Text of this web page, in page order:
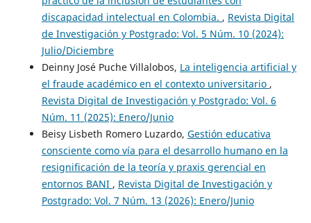
discapacidad intelectual en Colombia. , Revista Digital
de Investigación y Postgrado: Vol. 5 Núm. 10 (2024):
Julio/Diciembre
Deinny José Puche Villalobos, La inteligencia artificial y
el fraude académico en el contexto universitario ,
Revista Digital de Investigación y Postgrado: Vol. 6
Núm. 11 (2025): Enero/Junio
Beisy Lisbeth Romero Luzardo, Gestión educativa
consciente como vía para el desarrollo humano en la
resignificación de la teoría y praxis gerencial en
entornos BANI , Revista Digital de Investigación y
Postgrado: Vol. 7 Núm. 13 (2026): Enero/Junio